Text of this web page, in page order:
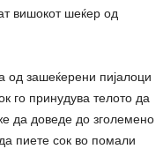
вишокот шеќер од
од зашеќерени пијалоци
го принудува телото да
да доведе до зголемено
пиете сок во помали